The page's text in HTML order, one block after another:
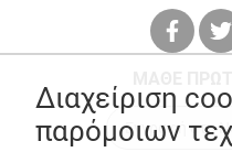
Διαχείριση
παρόμοιων